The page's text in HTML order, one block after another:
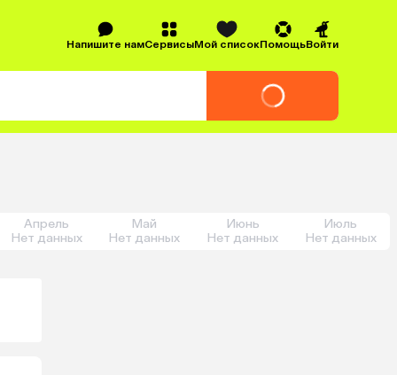
Напишите намСервисыМой списокПомощьВойти
Апрель
Нет данных
Май
Нет данных
Июнь
Нет данных
Июль
Нет данных